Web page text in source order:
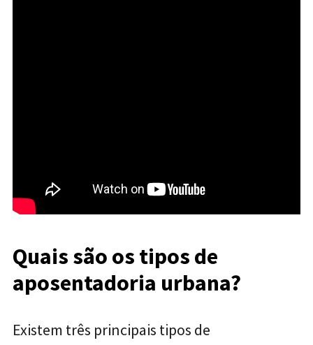
Quais são os tipos de
aposentadoria urbana?
Existem três principais tipos de